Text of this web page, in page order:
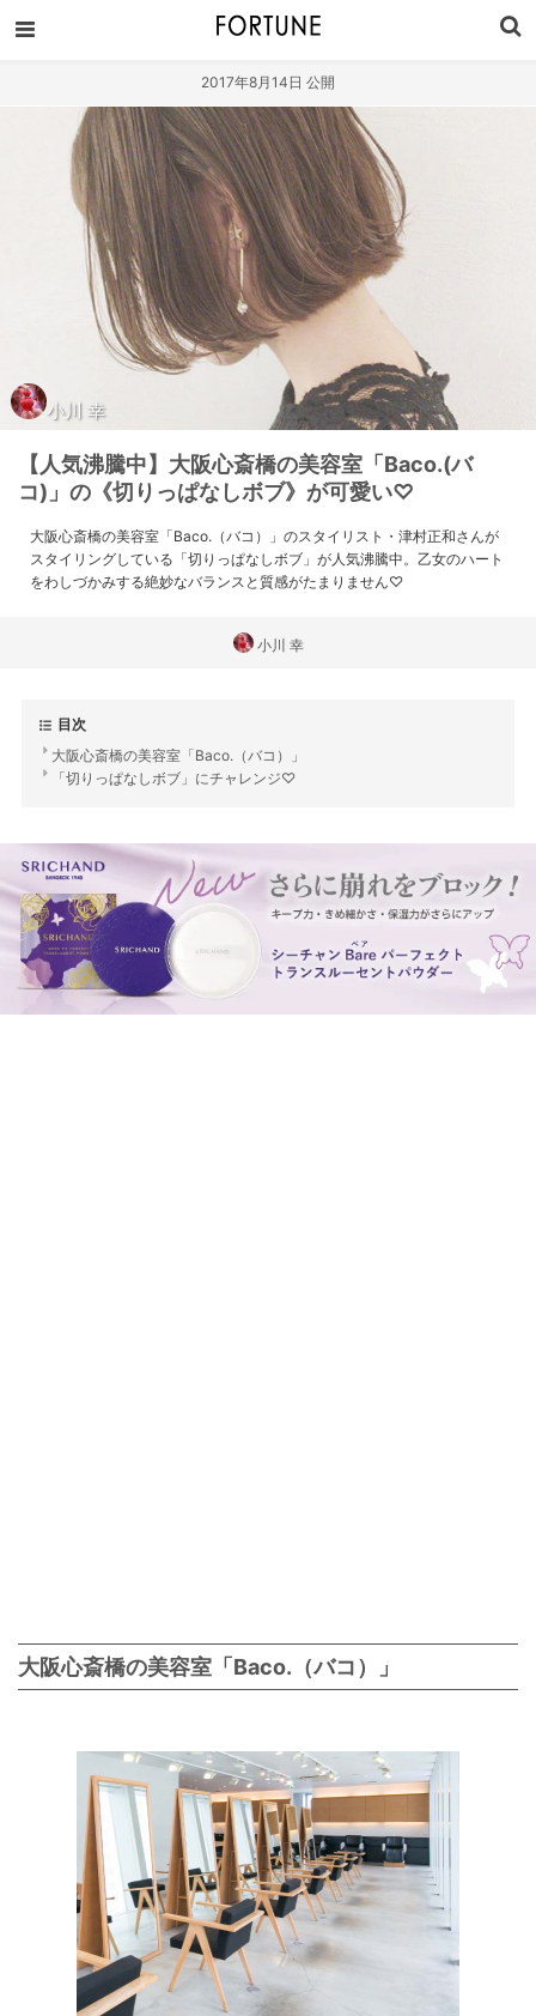
2017年8月14日 公開
小川 幸
【人気沸騰中】大阪心斎橋の美容室「Baco.(バ
コ)」の《切りっぱなしボブ》が可愛い♡
大阪心斎橋の美容室「Baco.（バコ）」のスタイリスト・津村正和さんが
スタイリングしている「切りっぱなしボブ」が人気沸騰中。乙女のハート
をわしづかみする絶妙なバランスと質感がたまりません♡
小川 幸
目次
大阪心斎橋の美容室「Baco.（バコ）」
「切りっぱなしボブ」にチャレンジ♡
大阪心斎橋の美容室「Baco.（バコ）」